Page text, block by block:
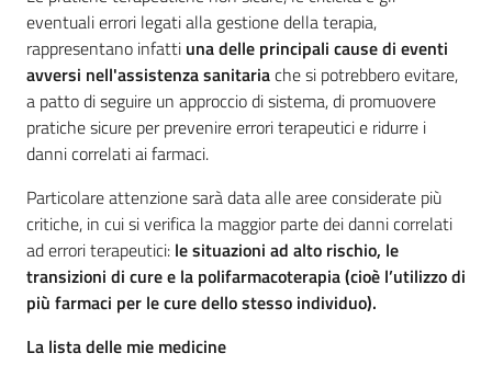
eventuali errori legati alla gestione della terapia,
rappresentano infatti una delle principali cause di eventi
avversi nell'assistenza sanitariache si potrebbero evitare,
a patto di seguire un approccio di sistema, di promuovere
pratiche sicure per prevenire errori terapeutici e ridurre i
danni correlati ai farmaci.
Particolare attenzione sarà data alle aree considerate più
critiche, in cui si verifica la maggior parte dei danni correlati
ad errori terapeutici: lesituazioni ad alto rischio, le
transizioni di cure e la polifarmacoterapia(cioè l’utilizzo di
più farmaci per le cure dello stesso individuo).
La lista delle mie medicine